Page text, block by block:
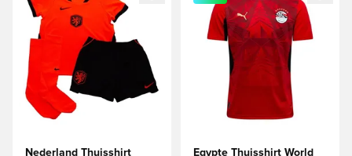
Nederland Thuisshirt
Egypte Thuisshirt World